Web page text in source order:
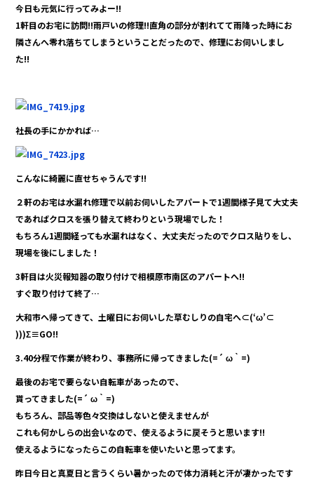
e
b
o
k
今日も元気に行ってみよー!!
1軒目のお宅に訪問!!雨戸いの修理!!直角の部分が割れてて雨降った時にお
隣さんへ零れ落ちてしまうということだったので、修理にお伺いしまし
た!!
社長の手にかかれば…
こんなに綺麗に直せちゃうんです!!
２軒のお宅は水漏れ修理で以前お伺いしたアパートで1週間様子見て大丈夫
であればクロスを張り替えて終わりという現場でした！
もちろん1週間経っても水漏れはなく、大丈夫だったのでクロス貼りをし、
現場を後にしました！
3軒目は火災報知器の取り付けで相模原市南区のアパートへ!!
すぐ取り付けて終了…
大和市へ帰ってきて、土曜日にお伺いした草むしりの自宅へ⊂(‘ω’⊂
)))Σ≡GO!!
3.40分程で作業が終わり、事務所に帰ってきました(=´ ω｀=)
最後のお宅で要らない自転車があったので、
貰ってきました(=´ ω｀=)
もちろん、部品等色々交換はしないと使えませんが
これも何かしらの出会いなので、使えるように戻そうと思います!!
使えるようになったらこの自転車を使いたいと思ってます。
昨日今日と真夏日と言うくらい暑かったので体力消耗と汗が凄かったです